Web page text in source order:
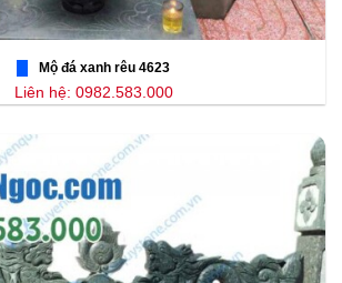
Mộ đá xanh rêu 4623
Liên hệ: 0982.583.000